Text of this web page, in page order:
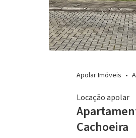
Apolar Imóveis
Locação apolar
Cachoeira